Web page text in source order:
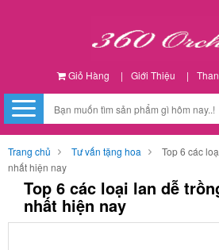
Giỏ Hàng | Giới Thiệu |
Trang chủ Tư vấn tặng hoa
Top 6 các
nhất hiện nay
Top 6 các loại lan dễ
nhất hiện nay